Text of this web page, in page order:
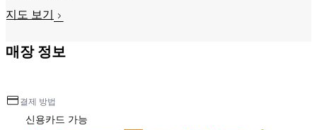
지도 보기
매장 정보
결제 방법
신용카드 가능